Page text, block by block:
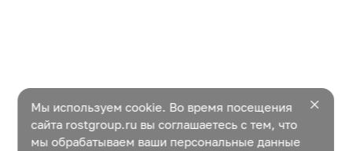
Мы используем cookie. Во время посещения
сайта rostgroup.ru вы соглашаетесь с тем, что
мы обрабатываем ваши персональные данные